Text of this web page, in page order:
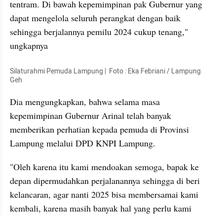
tentram. Di bawah kepemimpinan pak Gubernur yang
dapat mengelola seluruh perangkat dengan baik
sehingga berjalannya pemilu 2024 cukup tenang,"
ungkapnya
Silaturahmi Pemuda Lampung |  Foto : Eka Febriani / Lampung
Geh
Dia mengungkapkan, bahwa selama masa
kepemimpinan Gubernur Arinal telah banyak
memberikan perhatian kepada pemuda di Provinsi
Lampung melalui DPD KNPI Lampung.
"Oleh karena itu kami mendoakan semoga, bapak ke
depan dipermudahkan perjalanannya sehingga di beri
kelancaran, agar nanti 2025 bisa membersamai kami
kembali, karena masih banyak hal yang perlu kami